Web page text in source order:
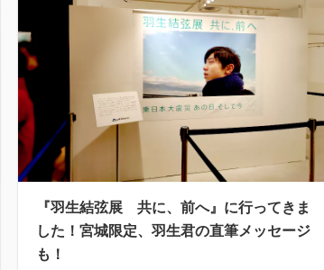
『羽生結弦展 共に、前へ』に行ってきま
した！宮城限定、羽生君の直筆メッセージ
も！